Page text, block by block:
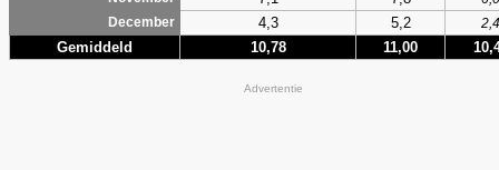
December
4,3 5,2 2,4
Gemiddeld 10,78 11,00
Advertentie